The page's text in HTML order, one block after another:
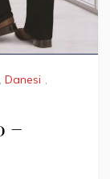
, Danesi ,
–